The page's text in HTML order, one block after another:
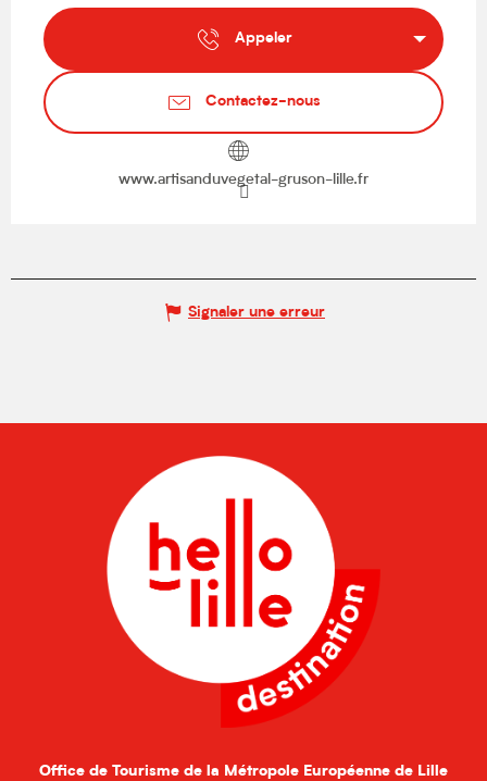
Appeler
Contactez-nous
www.artisanduvegetal-gruson-lille.fr
Signaler une erreur
Office de Tourisme de la Métropole Européenne de Lille